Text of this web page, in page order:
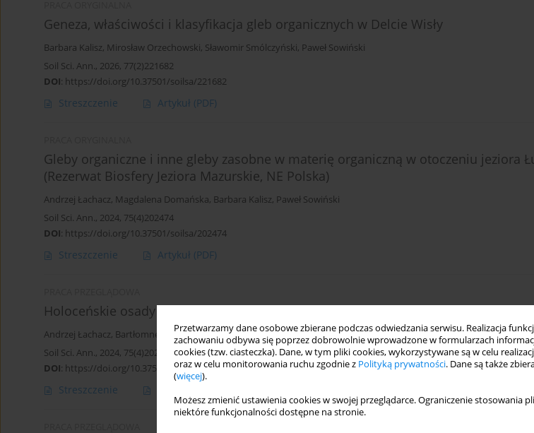
Przetwarzamy dane osobowe zbierane podczas odwiedzania serwisu. Realizacja
zachowaniu odbywa się poprzez dobrowolnie wprowadzone w formularzach
cookies (tzw. ciasteczka). Dane, w tym pliki cookies, wykorzystywane są w celu
oraz w celu monitorowania ruchu zgodnie z Polityką prywatności. Dane są także
(więcej).
Możesz zmienić ustawienia cookies w swojej przeglądarce. Ograniczenie stosowania
niektóre funkcjonalności dostępne na stronie.
Geneza, właściwości i klasyfikacja gleb organicznych w Delcie Wisły
Barbara Kalisz, Mirosław Orzechowski, Sławomir Smólczyński, Paweł Sowiński
Soil Sci. Ann., 2026, 77(2)221682
DOI: https://doi.org/10.37501/soilsa/221682
Streszczenie Artykuł (PDF)
Gleby organiczne i inne gleby zasobne w materię organiczną w otoczeniu jeziora
(Rezerwat Biosfery Jeziora Mazurskie, NE Polska)
Andrzej Łachacz, Magdalena Domańska, Barbara Kalisz, Paweł Sowiński
Soil Sci. Ann., 2024, 75(4)202474
DOI: https://doi.org/10.37501/soilsa/202474
Streszczenie Artykuł (PDF)
Holoceńskie osady jeziorne jako materiał macierzysty gleb
Andrzej Łachacz, Bartłomnej Glina,Barbara Kalisz,Łukasz Mendyk,Paweł Sowiński
Soil Sci. Ann., 2024, 75(4)202472
DOI: https://doi.org/10.37501/soilsa/202472
Streszczenie